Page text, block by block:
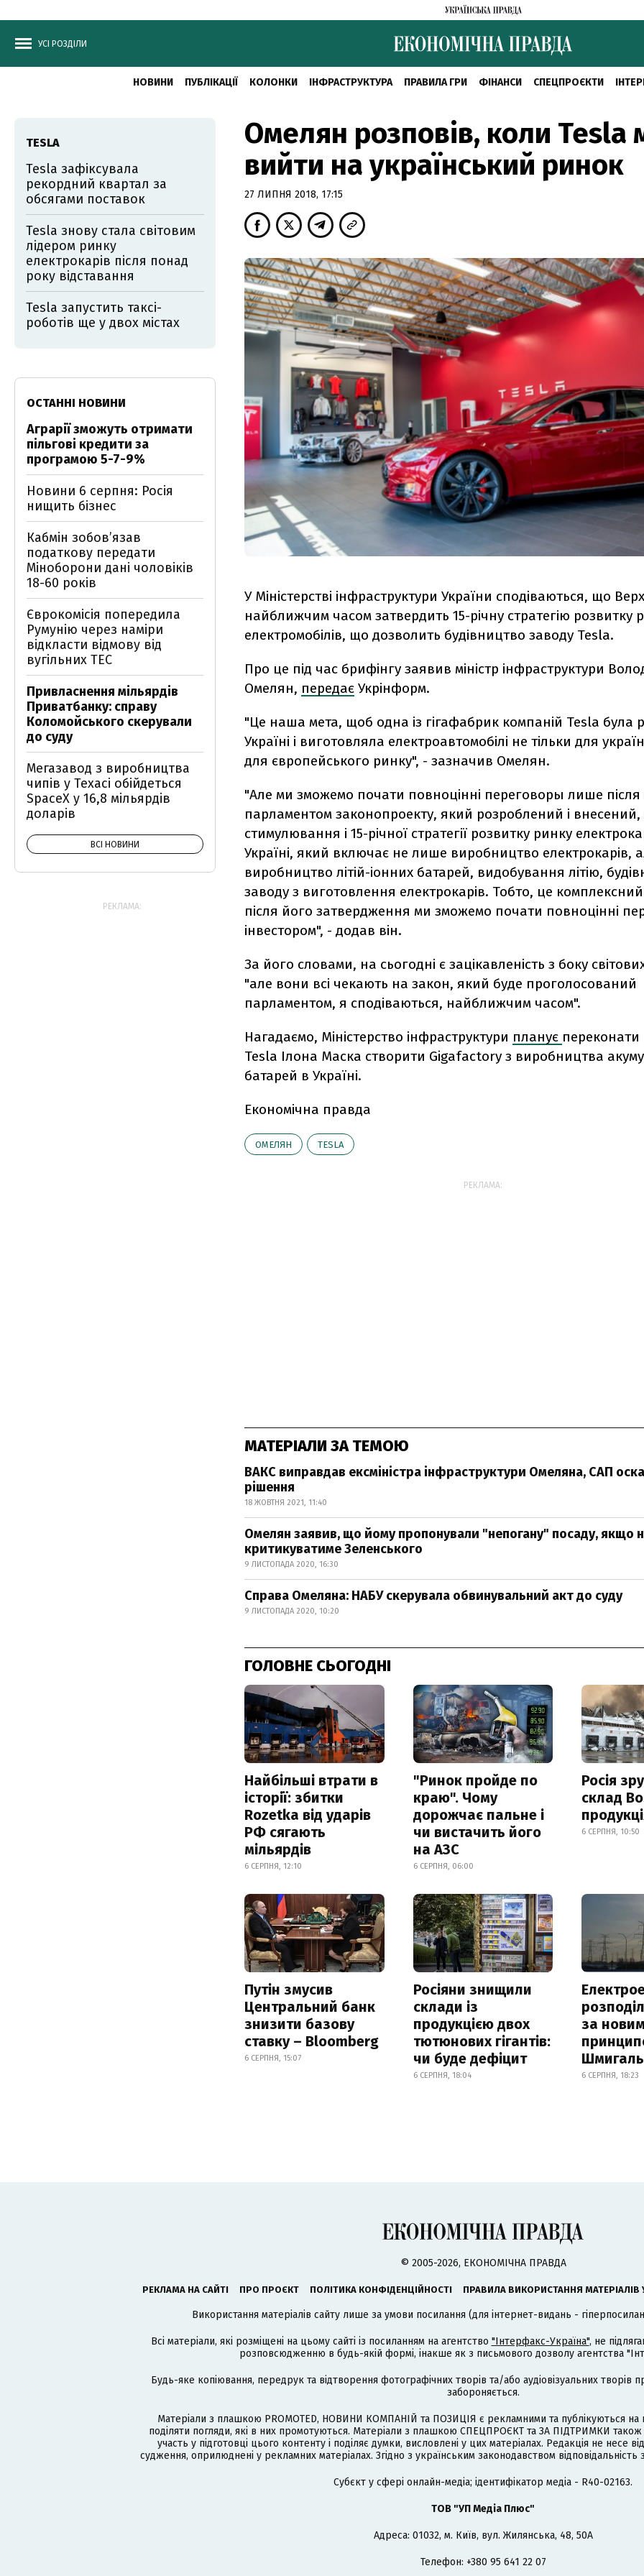
УСІ РОЗДІЛИ
НОВИНИ ПУБЛІКАЦІЇ КОЛОНКИ ІНФРАСТРУКТУРА ПРАВИЛА ГРИ ФІНАНСИ СПЕЦПРОЄКТИ
Омелян розповів, коли Tesla
вийти на український ринок
27 ЛИПНЯ 2018, 17:15
У Міністерстві інфраструктури України сподіваються, що
найближчим часом затвердить 15-річну стратегію розвитку
електромобілів, що дозволить будівництво заводу Tesla.
Про це під час брифінгу заявив міністр інфраструктури
Омелян, передає Укрінформ.
"Це наша мета, щоб одна із гігафабрик компаній Tesla була
Україні і виготовляла електроавтомобілі не тільки для
для європейського ринку", - зазначив Омелян.
"Але ми зможемо почати повноцінні переговоры лише
парламентом законопроекту, який розроблений і
стимулювання і 15-річної стратегії розвитку ринку
Україні, який включає не лише виробництво електрокарів,
виробництво літій-іонних батарей, видобування літію,
заводу з виготовлення електрокарів. Тобто, це
після його затвердження ми зможемо почати повноцінні
інвестором", - додав він.
За його словами, на сьогодні є зацікавленість з боку
"але вони всі чекають на закон, який буде проголосований
парламентом, я сподіваються, найближчим часом".
Нагадаємо, Міністерство інфраструктури планує
Tesla Ілона Маска створити Gigafactory з виробництва
батарей в Україні.
Економічна правда
ОМЕЛЯН TESLA
РЕКЛАМА:
МАТЕРІАЛИ ЗА ТЕМОЮ
ВАКС виправдав ексміністра інфраструктури Омеляна, САП
рішення
18 ЖОВТНЯ 2021, 11:40
Омелян заявив, що йому пропонували "непогану" посаду, якщо
критикуватиме Зеленського
9 ЛИСТОПАДА 2020, 16:30
Справа Омеляна: НАБУ скерувала обвинувальний акт до суду
9 ЛИСТОПАДА 2020, 10:20
ГОЛОВНЕ СЬОГОДНІ
Найбільші втрати в
історії: збитки
Rozetka від ударів
РФ сягають
мільярдів
6 СЕРПНЯ, 12:10
"Ринок пройде по
краю". Чому
дорожчає пальне і
чи вистачить його
на АЗС
6 СЕРПНЯ, 06:00
Росія
склад
6 СЕРПНЯ, 10:50
Путін змусив
Центральний банк
знизити базову
ставку – Bloomberg
6 СЕРПНЯ, 15:07
Росіяни знищили
склади із
продукцією двох
тютюнових гігантів:
чи буде дефіцит
6 СЕРПНЯ, 18:04
за новим
Шмигаль
6 СЕРПНЯ, 18:23
TESLA
Tesla зафіксувала
рекордний квартал за
обсягами поставок
Tesla знову стала світовим
лідером ринку
електрокарів після понад
року відставання
Tesla запустить таксі-
роботів ще у двох містах
ОСТАННІ НОВИНИ
Аграрії зможуть отримати
пільгові кредити за
програмою 5-7-9%
Новини 6 серпня: Росія
нищить бізнес
Кабмін зобовʼязав
податкову передати
Міноборони дані чоловіків
18-60 років
Єврокомісія попередила
Румунію через наміри
відкласти відмову від
вугільних ТЕС
Привласнення мільярдів
Приватбанку: справу
Коломойського скерували
до суду
Мегазавод з виробництва
чипів у Техасі обійдеться
SpaceX у 16,8 мільярдів
доларів
ВСІ НОВИНИ
РЕКЛАМА:
© 2005-2026, ЕКОНОМІЧНА ПРАВДА
РЕКЛАМА НА САЙТІ ПРО ПРОЄКТ ПОЛІТИКА КОНФІДЕНЦІЙНОСТІ ПРАВИЛА ВИКОРИСТАННЯ МАТЕРІАЛІВ
Використання матеріалів сайту лише за умови посилання (для інтернет-видань -
Всі матеріали, які розміщені на цьому сайті із посиланням на агентство "Інтерфакс-Україна", не
розповсюдженню в будь-якій формі, інакше як з письмового дозволу агентства
Будь-яке копіювання, передрук та відтворення фотографічних творів та/або аудіовізуальних
забороняється.
Матеріали з плашкою PROMOTED, НОВИНИ КОМПАНІЙ та ПОЗИЦІЯ є рекламними та публікуються на
поділяти погляди, які в них промотуються. Матеріали з плашкою СПЕЦПРОЄКТ та ЗА ПІДТРИМКИ
участь у підготовці цього контенту і поділяє думки, висловлені у цих матеріалах. Редакція не несе
судження, оприлюднені у рекламних матеріалах. Згідно з українським законодавством
Cубєкт у сфері онлайн-медіа; ідентифікатор медіа - R40-02163.
ТОВ "УП Медіа Плюс"
Адреса: 01032, м. Київ, вул. Жилянська, 48, 50А
Телефон: +380 95 641 22 07